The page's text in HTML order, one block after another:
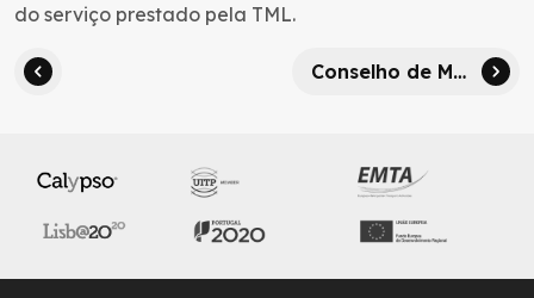
do serviço prestado pela TML.
Conselho de Mobilidade Metropolitana